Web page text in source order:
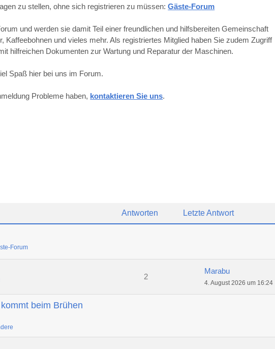
zu stellen, ohne sich registrieren zu müssen:Gäste-Forum
und werden sie damit Teil einer freundlichen und hilfsbereiten Gemeinschaft
Kaffeebohnen und vieles mehr. Als registriertes Mitglied haben Sie zudem Zugriff
hilfreichen Dokumenten zur Wartung und Reparatur der Maschinen.
Spaß hier bei uns im Forum.
Probleme haben, kontaktieren Sie uns.
Antworten Letzte Antwort
Forum
2
Marabu
4. August 2026 um 16:24
beim Brühen